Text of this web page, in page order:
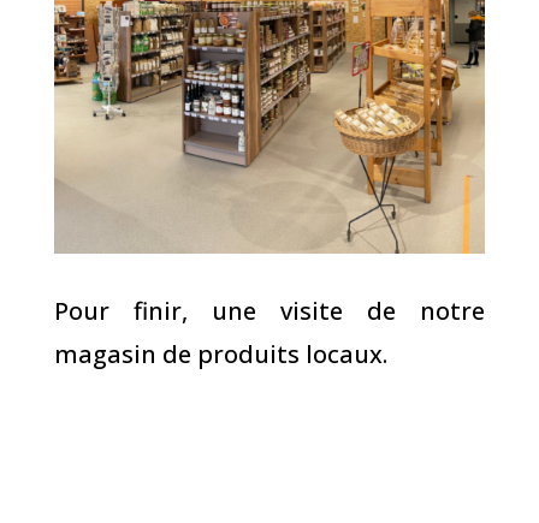
Pour finir, une visite de notre
magasin de produits locaux.